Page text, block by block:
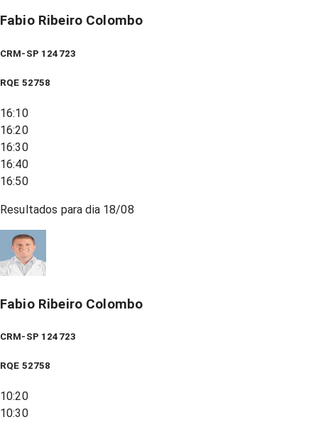
Fabio Ribeiro Colombo
CRM-SP 124723
RQE 52758
16:10
16:20
16:30
16:40
16:50
Resultados para dia 18/08
Fabio Ribeiro Colombo
CRM-SP 124723
RQE 52758
10:20
10:30